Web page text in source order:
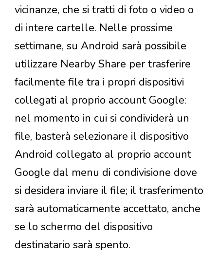
vicinanze, che si tratti di foto o video o
di intere cartelle. Nelle prossime
settimane, su Android sarà possibile
utilizzare Nearby Share per trasferire
facilmente file tra i propri dispositivi
collegati al proprio account Google:
nel momento in cui si condividerà un
file, basterà selezionare il dispositivo
Android collegato al proprio account
Google dal menu di condivisione dove
si desidera inviare il file; il trasferimento
sarà automaticamente accettato, anche
se lo schermo del dispositivo
destinatario sarà spento.